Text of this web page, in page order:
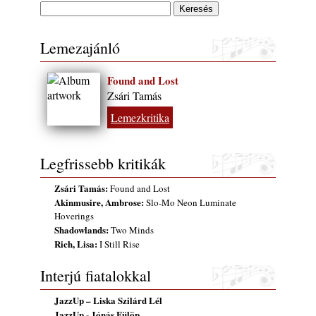
(Sátoraljaújhely – 2026. augusztus 13-23.)
Jazz-rock albumok 1986-ból - John Scofield
„Still Warm”
2026. augusztus 01.
Ma 40 éves Gyarmati Gábor és 54 éves
Florian Ross
2026. augusztus 01.
Vér, tornádó és jazz – megjelent a Daveform
Quintet és Kurt Rosenwinkel közös
lemezének új előfutára, a Sharknado
2026. július 31.
A Grencsoport Lewis Jordan-nel a
Meseházban
2026. július 31.
A JÜ a Meseházban
2026. július 30.
Magyar jazzmuzsikus szülők és zenész
Lemezajánló
Found and Lost
Zsári Tamás
Lemezkritika
Legfrissebb kritikák
Zsári Tamás:Found and Lost
Akinmusire, Ambrose:Slo-Mo Neon Luminate
Hoverings
Shadowlands:Two Minds
Rich, Lisa:I Still Rise
Interjú fiatalokkal
JazzUp – Liska Szilárd Lél